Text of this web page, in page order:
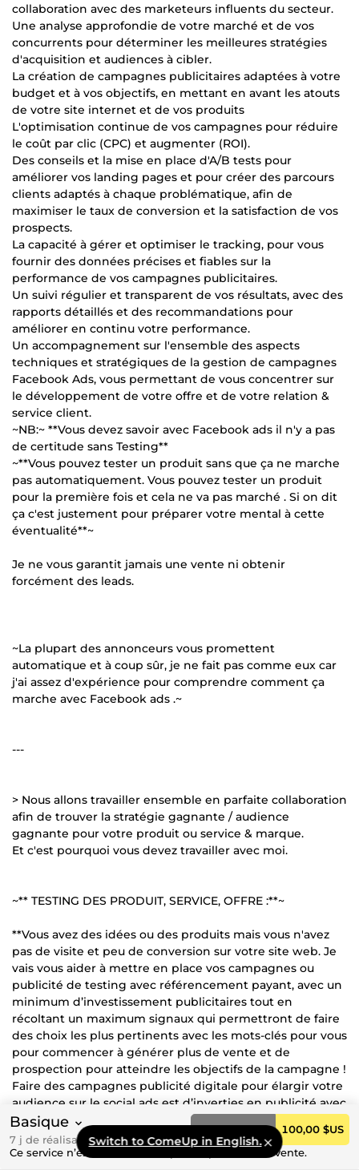
collaboration avec des marketeurs influents du secteur.
Une analyse approfondie de votre marché et de vos
concurrents pour déterminer les meilleures stratégies
d'acquisition et audiences à cibler.
La création de campagnes publicitaires adaptées à votre
budget et à vos objectifs, en mettant en avant les atouts
de votre site internet et de vos produits
L'optimisation continue de vos campagnes pour réduire
le coût par clic (CPC) et augmenter (ROI).
Des conseils et la mise en place d'A/B tests pour
améliorer vos landing pages et pour créer des parcours
clients adaptés à chaque problématique, afin de
maximiser le taux de conversion et la satisfaction de vos
prospects.
La capacité à gérer et optimiser le tracking, pour vous
fournir des données précises et fiables sur la
performance de vos campagnes publicitaires.
Un suivi régulier et transparent de vos résultats, avec des
rapports détaillés et des recommandations pour
améliorer en continu votre performance.
Un accompagnement sur l'ensemble des aspects
techniques et stratégiques de la gestion de campagnes
Facebook Ads, vous permettant de vous concentrer sur
le développement de votre offre et de votre relation &
service client.
~NB:~ **Vous devez savoir avec Facebook ads il n'y a pas
de certitude sans Testing**
~**Vous pouvez tester un produit sans que ça ne marche
pas automatiquement. Vous pouvez tester un produit
pour la première fois et cela ne va pas marché . Si on dit
ça c'est justement pour préparer votre mental à cette
éventualité**~
Je ne vous garantit jamais une vente ni obtenir
forcément des leads.
~La plupart des annonceurs vous promettent
automatique et à coup sûr, je ne fait pas comme eux car
j'ai assez d'expérience pour comprendre comment ça
marche avec Facebook ads .~
---
> Nous allons travailler ensemble en parfaite collaboration
afin de trouver la stratégie gagnante / audience
gagnante pour votre produit ou service & marque.
Et c'est pourquoi vous devez travailler avec moi.
~** TESTING DES PRODUIT, SERVICE, OFFRE :**~
**Vous avez des idées ou des produits mais vous n'avez
pas de visite et peu de conversion sur votre site web. Je
vais vous aider à mettre en place vos campagnes ou
publicité de testing avec référencement payant, avec un
minimum d’investissement publicitaires tout en
récoltant un maximum signaux qui permettront de faire
des choix les plus pertinents avec les mots-clés pour vous
pour commencer à générer plus de vente et de
prospection pour atteindre les objectifs de la campagne !
Faire des campagnes publicité digitale pour élargir votre
audience sur le social ads est d’inverties en publicité avec
mon agence**
~**ANALYSE ET OPTIMISATIONS CAMPAGNES
Basique
7 j de réalisation
Commander
100,00 $US
Ce service n’est actuellement pas disponible à la vente.
Switch to ComeUp in English.